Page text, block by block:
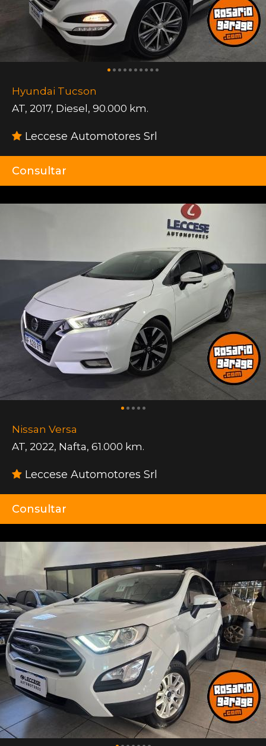
Hyundai Tucson
AT, 2017, Diesel, 90.000 km.
Leccese Automotores Srl
Consultar
Nissan Versa
AT, 2022, Nafta, 61.000 km.
Leccese Automotores Srl
Consultar